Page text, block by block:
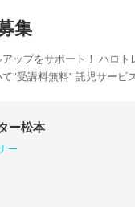
集
ップをサポート！ ハロト
“受講料無料” 託児サービ
ー松本
ー